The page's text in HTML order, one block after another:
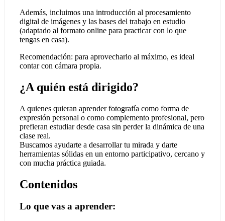
Además, incluimos una introducción al procesamiento
digital de imágenes y las bases del trabajo en estudio
(adaptado al formato online para practicar con lo que
tengas en casa).
Recomendación: para aprovecharlo al máximo, es ideal
contar con cámara propia.
¿A quién está dirigido?
A quienes quieran aprender fotografía como forma de
expresión personal o como complemento profesional, pero
prefieran estudiar desde casa sin perder la dinámica de una
clase real.
Buscamos ayudarte a desarrollar tu mirada y darte
herramientas sólidas en un entorno participativo, cercano y
con mucha práctica guiada.
Contenidos
Lo que vas a aprender: